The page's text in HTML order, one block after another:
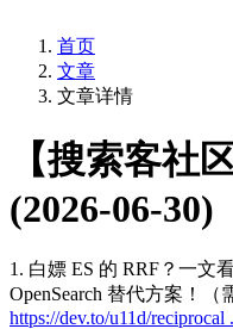
首页
文章
文章详情
【搜索客社
(2026-06-30)
1. 白嫖 ES 的 RRF？一文
OpenSearch 替代方案！（
https://dev.to/u11d/reciprocal